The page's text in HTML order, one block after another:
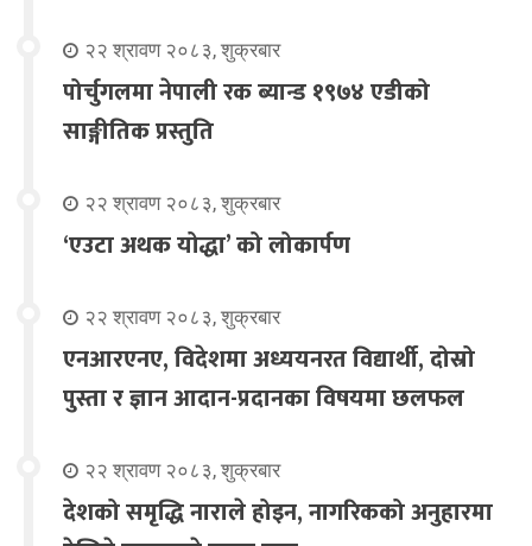
२२ श्रावण २०८३, शुक्रबार
पोर्चुगलमा नेपाली रक ब्यान्ड १९७४ एडीको
साङ्गीतिक प्रस्तुति
२२ श्रावण २०८३, शुक्रबार
‘एउटा अथक योद्धा’ को लोकार्पण
२२ श्रावण २०८३, शुक्रबार
एनआरएनए, विदेशमा अध्ययनरत विद्यार्थी, दोस्रो
पुस्ता र ज्ञान आदान-प्रदानका विषयमा छलफल
२२ श्रावण २०८३, शुक्रबार
देशको समृद्धि नाराले होइन, नागरिकको अनुहारमा